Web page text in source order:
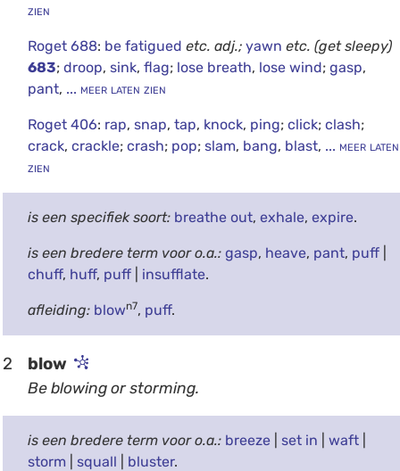
zien
Roget 688: be fatigued etc. adj.; yawn etc. (get sleepy)
683; droop, sink, flag; lose breath, lose wind; gasp,
pant, ... meer laten zien
Roget 406: rap, snap, tap, knock, ping; click; clash;
crack, crackle; crash; pop; slam, bang, blast, ... meer laten
zien
is een specifiek soort: breathe out, exhale, expire.
is een bredere term voor o.a.: gasp, heave, pant, puff|
chuff, huff, puff| insufflate.
afleiding: blown7, puff.
2 blow
Be blowing or storming.
is een bredere term voor o.a.: breeze| set in waft|
storm
squall bluster.